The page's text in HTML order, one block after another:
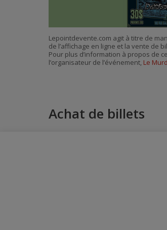
Lepointdevente.com agit à titre de
de l’affichage en ligne et la vente de
Pour plus d’information à propos de
l’organisateur de l’événement, Le
Achat de billets